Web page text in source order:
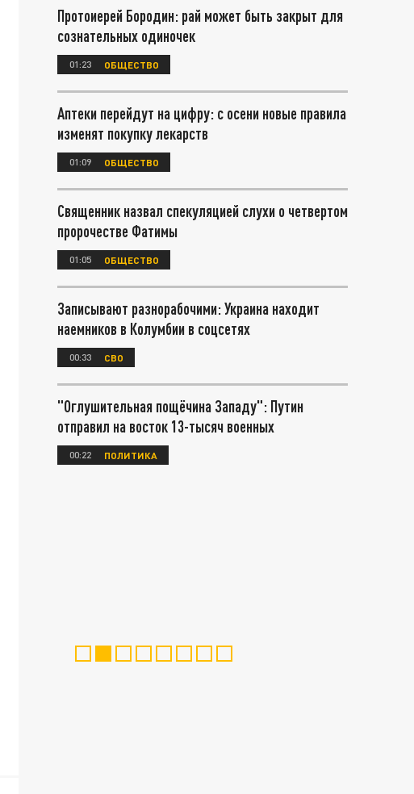
Протоиерей Бородин: рай может быть закрыт для
сознательных одиночек
01:23 ОБЩЕСТВО
Аптеки перейдут на цифру: с осени новые правила
изменят покупку лекарств
01:09 ОБЩЕСТВО
Священник назвал спекуляцией слухи о четвертом
пророчестве Фатимы
01:05 ОБЩЕСТВО
Записывают разнорабочими: Украина находит
наемников в Колумбии в соцсетях
00:33 СВО
"Оглушительная пощёчина Западу": Путин
отправил на восток 13-тысяч военных
00:22 ПОЛИТИКА